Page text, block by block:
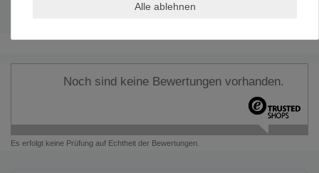
52 - 62cm
Noch sind keine Bewertungen vorhanden.
Es erfolgt keine Prüfung auf Echtheit der Bewertungen.
Alle ablehnen